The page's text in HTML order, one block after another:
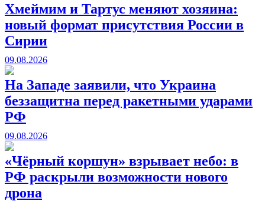
Хмеймим и Тартус меняют хозяина:
новый формат присутствия России в
Сирии
09.08.2026
На Западе заявили, что Украина
беззащитна перед ракетными ударами
РФ
09.08.2026
«Чёрный коршун» взрывает небо: в
РФ раскрыли возможности нового
дрона